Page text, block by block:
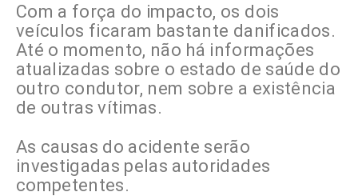
Com a força do impacto, os dois
veículos ficaram bastante danificados.
Até o momento, não há informações
atualizadas sobre o estado de saúde do
outro condutor, nem sobre a existência
de outras vítimas.
As causas do acidente serão
investigadas pelas autoridades
competentes.